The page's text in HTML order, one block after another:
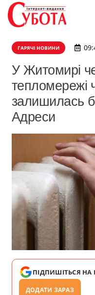
ГАРЯЧІ НОВИНИ
У Житомирі
тепломережі
залишилась
Адреси
ПІДПИШІТЬСЯ НА
ДОДАТИ ЗАРАЗ